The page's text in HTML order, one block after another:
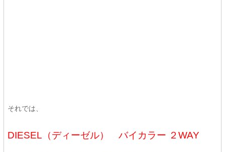
それでは、
DIESEL（ディーゼル） バイカラー ２WAY